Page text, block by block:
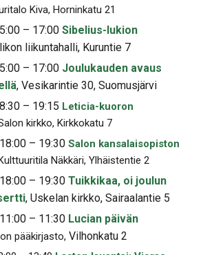
Kiva, Horninkatu 21
– 17:00 Sibelius-lukion
liikuntahalli, Kuruntie 7
– 17:00 Joulukauden avaus
, Vesikarintie 30, Suomusjärvi
– 19:15 Leticia-kuoron
kirkko, Kirkkokatu 7
– 19:30 Salon kansalaisopiston
Näkkäri, Ylhäistentie 2
– 19:30 Tuikkikaa, oi joulun
, Uskelan kirkko, Sairaalantie 5
– 11:30 Lucian päivän
pääkirjasto, Vilhonkatu 2